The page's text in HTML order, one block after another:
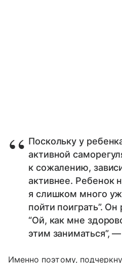
Поскольку у
активной
к сожалению,
активнее. Ребенок
я слишком много
пойти поиграть”.
“Ой, как мне
этим заниматься”,
Именно поэтому,